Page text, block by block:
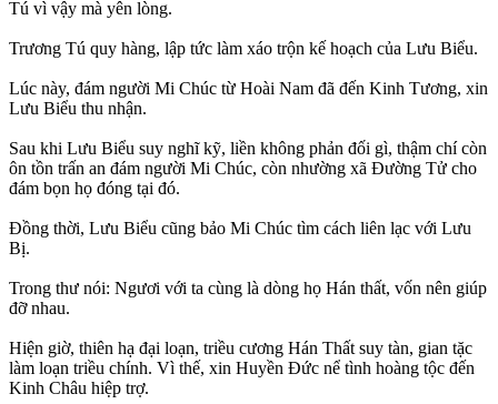
Tú vì vậy mà yên lòng.
Trương Tú quy hàng, lập tức làm xáo trộn kế hoạch của Lưu Biểu.
Lúc này, đám người Mi Chúc từ Hoài Nam đã đến Kinh Tương, xin
Lưu Biểu thu nhận.
Sau khi Lưu Biểu suy nghĩ kỹ, liền không phản đối gì, thậm chí còn
ôn tồn trấn an đám người Mi Chúc, còn nhường xã Đường Tử cho
đám bọn họ đóng tại đó.
Đồng thời, Lưu Biểu cũng bảo Mi Chúc tìm cách liên lạc với Lưu
Bị.
Trong thư nói: Ngươi với ta cùng là dòng họ Hán thất, vốn nên giúp
đỡ nhau.
Hiện giờ, thiên hạ đại loạn, triều cương Hán Thất suy tàn, gian tặc
làm loạn triều chính. Vì thế, xin Huyền Đức nể tình hoàng tộc đến
Kinh Châu hiệp trợ.